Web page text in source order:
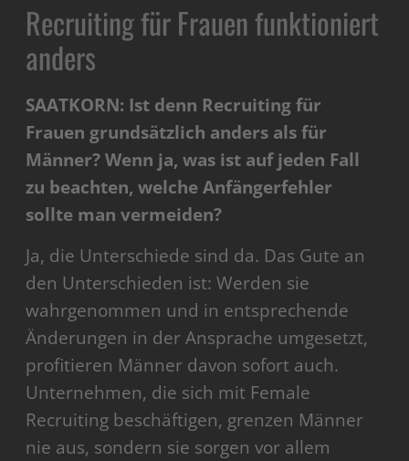
Recruiting für Frauen funktioniert
anders
SAATKORN: Ist denn Recruiting für
Frauen grundsätzlich anders als für
Männer? Wenn ja, was ist auf jeden Fall
zu beachten, welche Anfängerfehler
sollte man vermeiden?
Ja, die Unterschiede sind da. Das Gute an
den Unterschieden ist: Werden sie
wahrgenommen und in entsprechende
Änderungen in der Ansprache umgesetzt,
profitieren Männer davon sofort auch.
Unternehmen, die sich mit Female
Recruiting beschäftigen, grenzen Männer
nie aus, sondern sie sorgen vor allem